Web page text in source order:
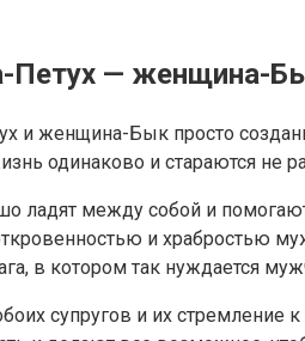
Петух — женщина-
и женщина-Бык просто
одинаково и стараются не
ладят между собой и
и храбростью
в котором так нуждается
супругов и их стремление